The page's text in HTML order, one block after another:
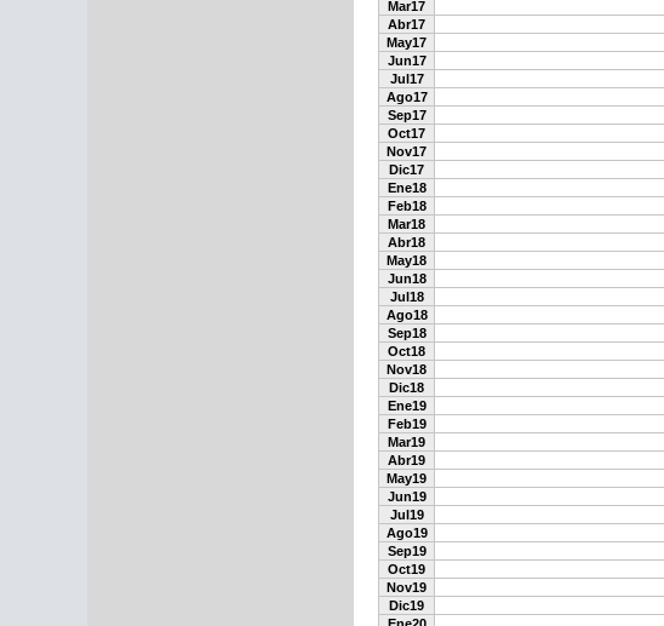
Mar17
Abr17
May17
Jun17
Jul17
Ago17
Sep17
Oct17
Nov17
Dic17
Ene18
Feb18
Mar18
Abr18
May18
Jun18
Jul18
Ago18
Sep18
Oct18
Nov18
Dic18
Ene19
Feb19
Mar19
Abr19
May19
Jun19
Jul19
Ago19
Sep19
Oct19
Nov19
Dic19